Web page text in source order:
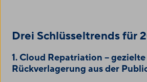
Drei Schlüsseltrends für
1. Cloud Repatriation – gezielte
Rückverlagerung aus der